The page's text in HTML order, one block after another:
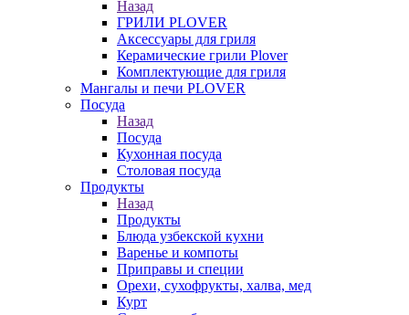
Назад
ГРИЛИ PLOVER
Аксессуары для гриля
Керамические грили Plover
Комплектующие для гриля
Мангалы и печи PLOVER
Посуда
Назад
Посуда
Кухонная посуда
Столовая посуда
Продукты
Назад
Продукты
Блюда узбекской кухни
Варенье и компоты
Приправы и специи
Орехи, сухофрукты, халва, мед
Курт